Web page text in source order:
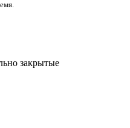
закрытые